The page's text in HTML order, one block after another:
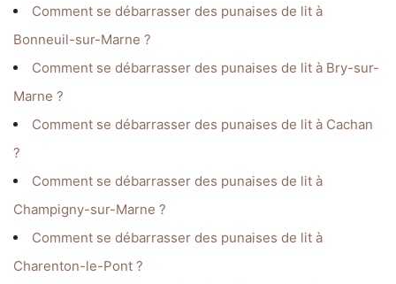
Comment se débarrasser des punaises de lit à
Bonneuil-sur-Marne ?
Comment se débarrasser des punaises de lit à Bry-sur-
Marne ?
Comment se débarrasser des punaises de lit à Cachan
?
Comment se débarrasser des punaises de lit à
Champigny-sur-Marne ?
Comment se débarrasser des punaises de lit à
Charenton-le-Pont ?